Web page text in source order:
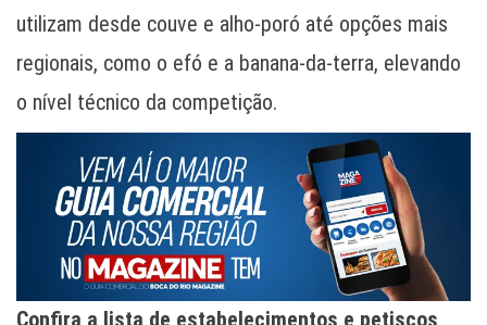
utilizam desde couve e alho-poró até opções mais
regionais, como o efó e a banana-da-terra, elevando
o nível técnico da competição.